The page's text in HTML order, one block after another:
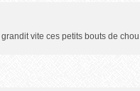
vite ces petits bouts de